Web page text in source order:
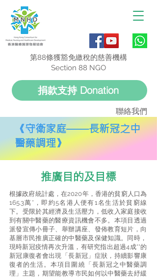
聯絡我們
捐款支持 Donation
第88條獲豁免繳稅的慈善機構
Section 88 NGO
《守衛家庭——長新冠之中
醫藥調理》
推廣目的及目標
根據政府統計處，在2020年，香港的貧窮人口為
165.3萬*，即約5名港人便有1名生活於貧窮線
下。受限於其經濟及生活壓力，低收入家庭接收
到有關中醫藥的醫療資訊機會不多。本項目透過
派發宣傳小冊子、舉辦講座、發佈教育短片，向
基層市民推廣正確的中醫藥及保健知識。同時，
現時新冠疫情再次升溫，有研究指出超過4成**的
新冠康復者會出現「長新冠」症狀，持續影響康
復者的生活。本項目圍繞「長新冠之中醫藥調
理」主題，期望能教導市民如何以中醫藥去紓緩